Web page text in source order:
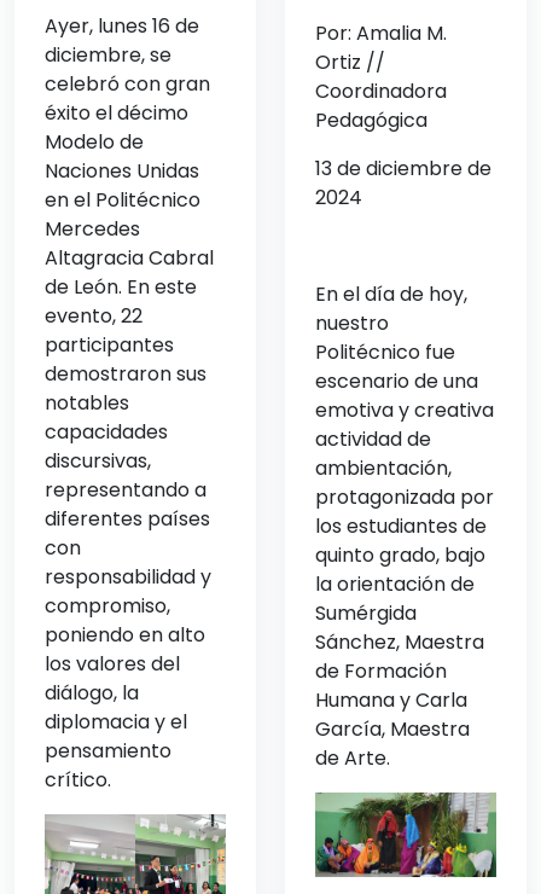
Ayer, lunes 16 de
diciembre, se
celebró con gran
éxito el décimo
Modelo de
Naciones Unidas
en el Politécnico
Mercedes
Altagracia Cabral
de León. En este
evento, 22
participantes
demostraron sus
notables
capacidades
discursivas,
representando a
diferentes países
con
responsabilidad y
compromiso,
poniendo en alto
los valores del
diálogo, la
diplomacia y el
pensamiento
crítico.
Por: Amalia M.
Ortiz //
Coordinadora
Pedagógica
13 de diciembre de
2024
En el día de hoy,
nuestro
Politécnico fue
escenario de una
emotiva y creativa
actividad de
ambientación,
protagonizada por
los estudiantes de
quinto grado, bajo
la orientación de
Sumérgida
Sánchez, Maestra
de Formación
Humana y Carla
García, Maestra
de Arte.